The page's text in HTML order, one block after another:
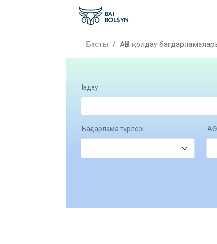
Басты АӨК қолдау
Іздеу
Бағдарлама түрлері